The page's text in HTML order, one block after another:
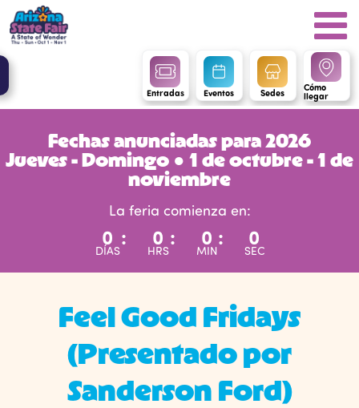
Entradas Eventos Sedes Cómo
llegar
Fechas anunciadas para 2026
Jueves - Domingo ● 1 de octubre - 1 de
noviembre
La feria comienza en:
0
DÍAS
: 0
HRS
: 0
MIN
: 0
SEC
Feel Good Fridays
(Presentado por
Sanderson Ford)